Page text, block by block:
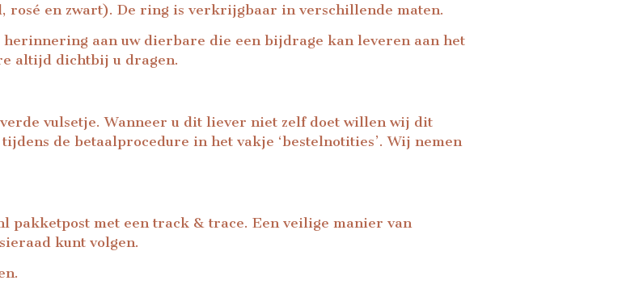
rosé en zwart). De ring is verkrijgbaar in verschillende maten.
aan uw dierbare die een bijdrage kan leveren aan het
altijd dichtbij u dragen.
vulsetje. Wanneer u dit liever niet zelf doet willen wij dit
de betaalprocedure in het vakje ‘bestelnotities’. Wij nemen
pakketpost met een track & trace. Een veilige manier van
kunt volgen.